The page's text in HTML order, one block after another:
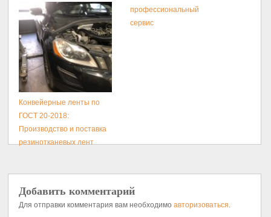
профессиональный
сервис
Конвейерные ленты по
ГОСТ 20-2018:
Производство и поставка
резинотканевых лент
Добавить комментарий
Для отправки комментария вам необходимоавторизоваться.